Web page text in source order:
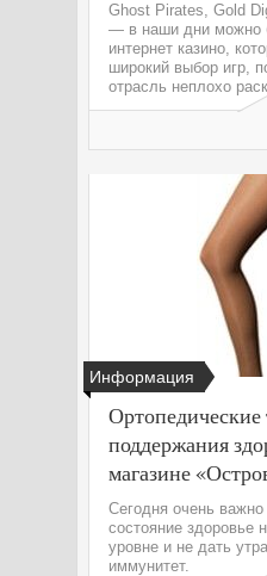
Ghost Pirates, Gold
— в наши дни можно
интернет казино,
широкий выбор игр,
отрасль неплохо
Информация
Ортопедические
поддержания
магазине
Сегодня очень
состояние здоровье
уровне и не дать
иммунитет.